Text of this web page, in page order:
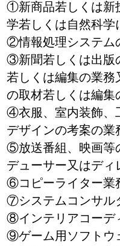
①新商品若しくは新
学若しくは自然科学
②情報処理システム
③新聞若しくは出版
若しくは編集の業
の取材若しくは編集
④衣服、室内装飾、
デザインの考案の業
⑤放送番組、映画等
デューサー又はディ
⑥コピーライター業
⑦システムコンサル
⑧インテリアコーデ
⑨ゲーム用ソフトウ